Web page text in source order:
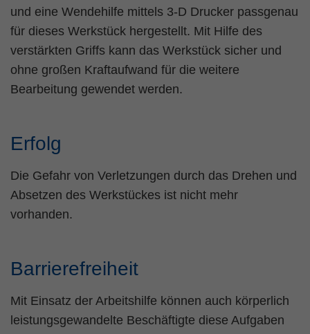
und eine Wendehilfe mittels 3-D Drucker passgenau
für dieses Werkstück hergestellt. Mit Hilfe des
verstärkten Griffs kann das Werkstück sicher und
ohne großen Kraftaufwand für die weitere
Bearbeitung gewendet werden.
Erfolg
Die Gefahr von Verletzungen durch das Drehen und
Absetzen des Werkstückes ist nicht mehr
vorhanden.
Barrierefreiheit
Mit Einsatz der Arbeitshilfe können auch körperlich
leistungsgewandelte Beschäftigte diese Aufgaben